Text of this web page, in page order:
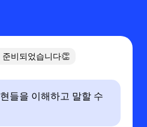
비되었습니다👏
들을 이해하고 말할 수